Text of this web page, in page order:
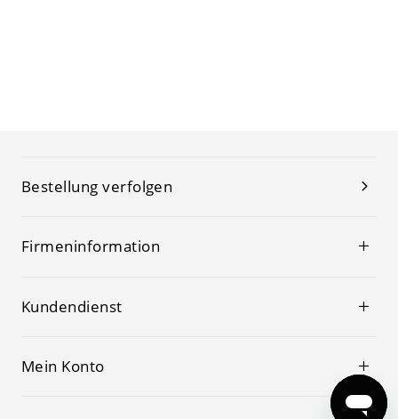
Bestellung verfolgen
Firmeninformation
Kundendienst
Mein Konto